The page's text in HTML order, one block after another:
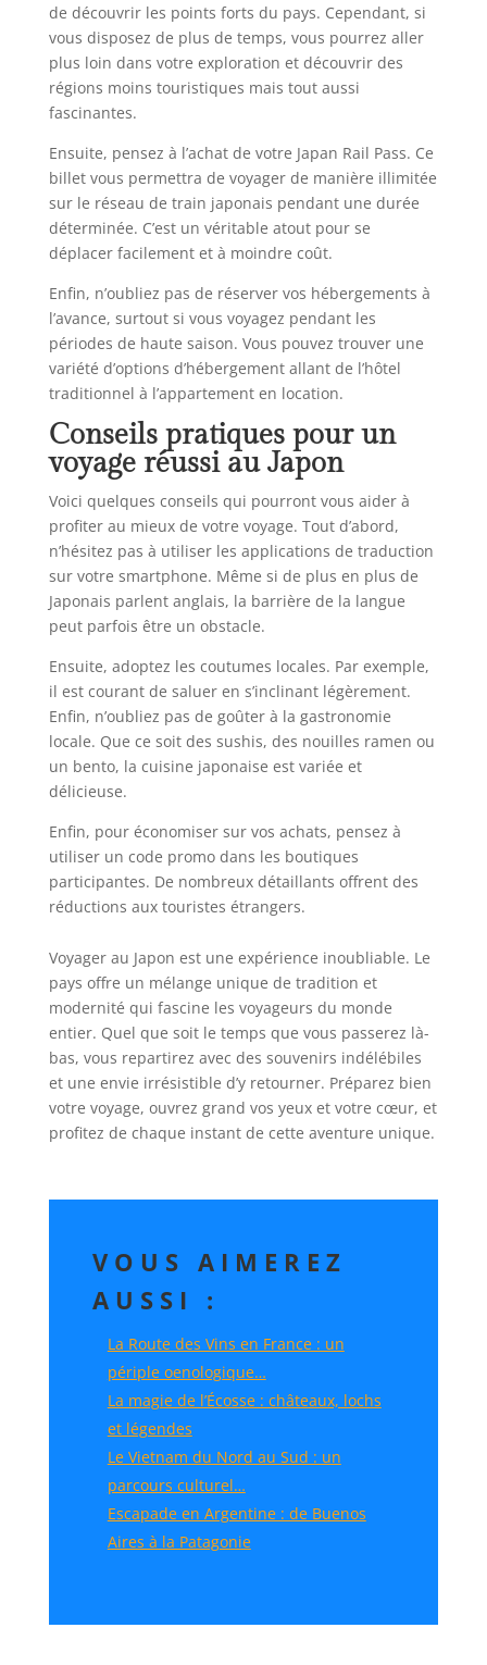
de découvrir les points forts du pays. Cependant, si
vous disposez de plus de temps, vous pourrez aller
plus loin dans votre exploration et découvrir des
régions moins touristiques mais tout aussi
fascinantes.
Ensuite, pensez à l’achat de votre Japan Rail Pass. Ce
billet vous permettra de voyager de manière illimitée
sur le réseau de train japonais pendant une durée
déterminée. C’est un véritable atout pour se
déplacer facilement et à moindre coût.
Enfin, n’oubliez pas de réserver vos hébergements à
l’avance, surtout si vous voyagez pendant les
périodes de haute saison. Vous pouvez trouver une
variété d’options d’hébergement allant de l’hôtel
traditionnel à l’appartement en location.
Conseils pratiques pour un
voyage réussi au Japon
Voici quelques conseils qui pourront vous aider à
profiter au mieux de votre voyage. Tout d’abord,
n’hésitez pas à utiliser les applications de traduction
sur votre smartphone. Même si de plus en plus de
Japonais parlent anglais, la barrière de la langue
peut parfois être un obstacle.
Ensuite, adoptez les coutumes locales. Par exemple,
il est courant de saluer en s’inclinant légèrement.
Enfin, n’oubliez pas de goûter à la gastronomie
locale. Que ce soit des sushis, des nouilles ramen ou
un bento, la cuisine japonaise est variée et
délicieuse.
Enfin, pour économiser sur vos achats, pensez à
utiliser un code promo dans les boutiques
participantes. De nombreux détaillants offrent des
réductions aux touristes étrangers.
Voyager au Japon est une expérience inoubliable. Le
pays offre un mélange unique de tradition et
modernité qui fascine les voyageurs du monde
entier. Quel que soit le temps que vous passerez là-
bas, vous repartirez avec des souvenirs indélébiles
et une envie irrésistible d’y retourner. Préparez bien
votre voyage, ouvrez grand vos yeux et votre cœur, et
profitez de chaque instant de cette aventure unique.
VOUS AIMEREZ
AUSSI :
La Route des Vins en France : un
périple oenologique…
La magie de l’Écosse : châteaux, lochs
et légendes
Le Vietnam du Nord au Sud : un
parcours culturel…
Escapade en Argentine : de Buenos
Aires à la Patagonie